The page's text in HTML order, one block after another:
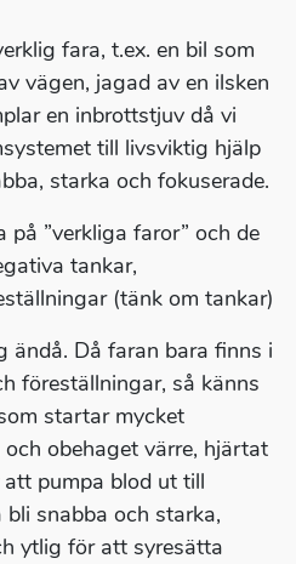
fara, t.ex. en bil som
vägen, jagad av en ilsken
en inbrottstjuv då vi
till livsviktig hjälp
starka och fokuserade.
på ”verkliga faror” och de
tankar,
(tänk om tankar)
ändå. Då faran bara finns i
föreställningar, så känns
startar mycket
obehaget värre, hjärtat
pumpa blod ut till
snabba och starka,
ytlig för att syresätta